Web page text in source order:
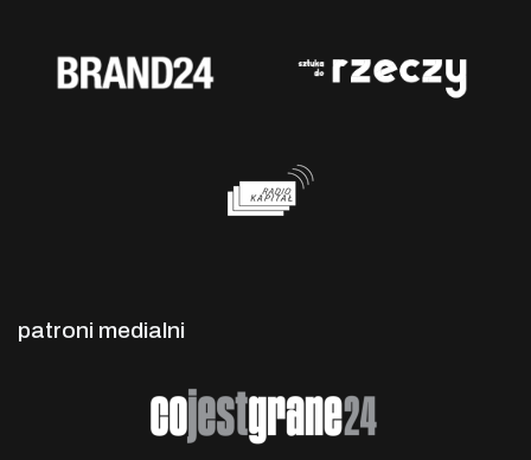
patroni medialni